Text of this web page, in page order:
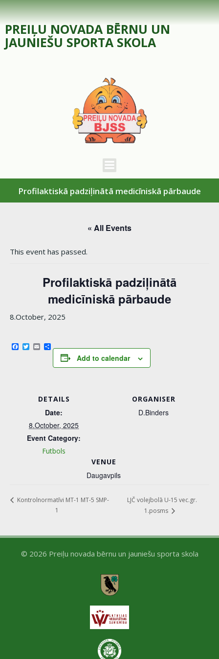
Skip
to
content
PREIĻU NOVADA BĒRNU UN
JAUNIEŠU SPORTA SKOLA
Profilaktiskā padziļinātā medicīniskā pārbaude
« All Events
This event has passed.
Profilaktiskā padziļinātā
medicīniskā pārbaude
8.October, 2025
Facebook
Twitter
EmailShare
Add to calendar
DETAILS
Date:
8.October, 2025
Event Category:
Futbols
VENUE
Daugavpils
ORGANISER
D.Binders
Kontrolnormatīvi MT-1 MT-5 SMP-
1
LJČ volejbolā U-15 vec.gr.
1.posms
© 2026 Preiļu novada bērnu un jauniešu sporta skola